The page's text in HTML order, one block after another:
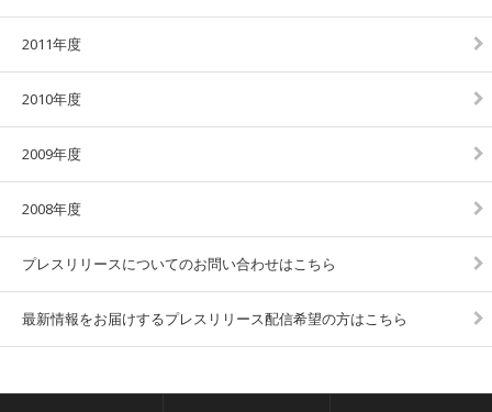
2011年度
2010年度
2009年度
2008年度
プレスリリースについてのお問い合わせはこちら
最新情報をお届けするプレスリリース配信希望の方はこちら